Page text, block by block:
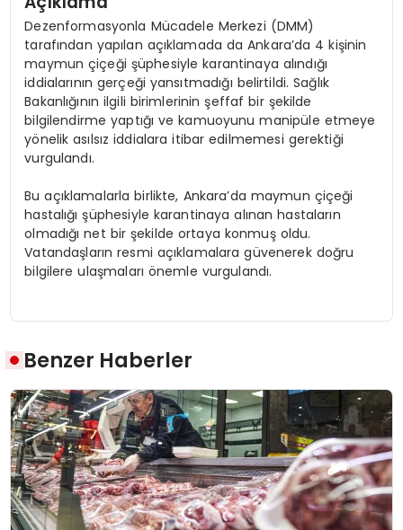
Dezenformasyonla Mücadele Merkezi (DMM)
tarafından yapılan açıklamada da Ankara’da 4 kişinin
maymun çiçeği şüphesiyle karantinaya alındığı
iddialarının gerçeği yansıtmadığı belirtildi. Sağlık
Bakanlığının ilgili birimlerinin şeffaf bir şekilde
bilgilendirme yaptığı ve kamuoyunu manipüle etmeye
yönelik asılsız iddialara itibar edilmemesi gerektiği
vurgulandı.
Bu açıklamalarla birlikte, Ankara’da maymun çiçeği
hastalığı şüphesiyle karantinaya alınan hastaların
olmadığı net bir şekilde ortaya konmuş oldu.
Vatandaşların resmi açıklamalara güvenerek doğru
bilgilere ulaşmaları önemle vurgulandı.
Benzer Haberler